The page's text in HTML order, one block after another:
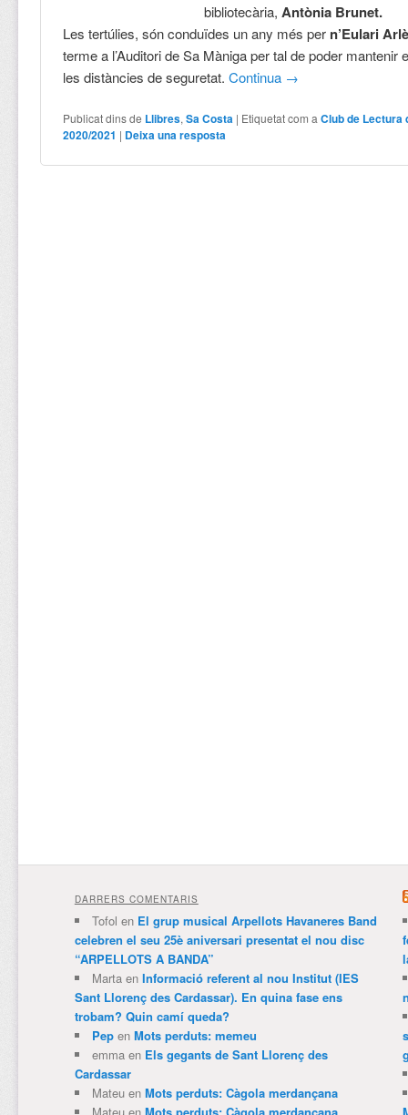
bibliotecària, Antònia Brunet.
Les tertúlies, són conduïdes un any més per n’Eulari
terme a l’Auditori de Sa Màniga per tal de poder mantenir
les distàncies de seguretat.Continua →
Publicat dins de Llibres,Sa Costa | Etiquetat com a Club de Lectura
2020/2021 | Deixa una resposta
DARRERS COMENTARIS
Tofol en El grup musical Arpellots Havaneres Band
celebren el seu 25è aniversari presentat el nou disc
“ARPELLOTS A BANDA”
Martaen Informació referent al nou Institut (IES
Sant Llorenç des Cardassar). En quina fase ens
trobam? Quin camí queda?
Pepen Mots perduts: memeu
emmaen Els gegants de Sant Llorenç des
Cardassar
Mateuen Mots perduts: Càgola merdançana